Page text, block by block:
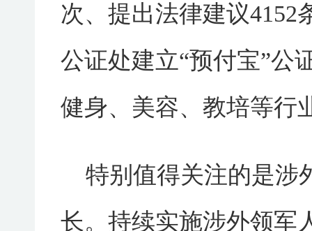
次、提出法律建议4152
公证处建立“预付宝”公
健身、美容、教培等行
特别值得关注的是涉
长。持续实施涉外领军